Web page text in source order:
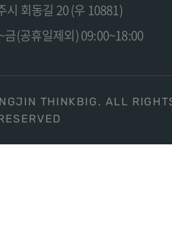
시 회동길 20 (우 10881)
금(공휴일제외) 09:00~18:00
THINKBIG. ALL